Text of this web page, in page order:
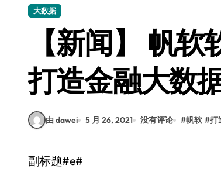
大数据
【新闻】 帆
打造金融大数
由 dawei 5 月 26, 2021 没有评论 #帆软 #打
副标题#e#